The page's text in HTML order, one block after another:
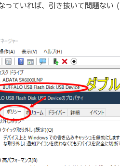
っていれば、引き抜いて問題ない (